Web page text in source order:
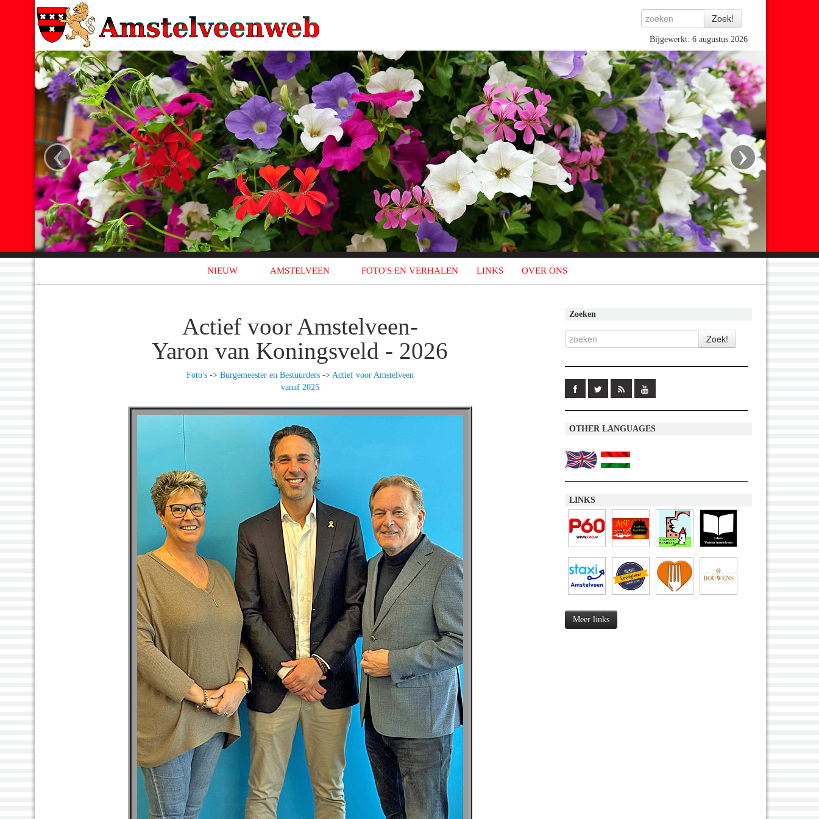
Bijgewerkt: 6 augustus 2026
‹ ›
NIEUW AMSTELVEEN FOTO'S EN VERHALEN LINKS OVER ONS
Actief voor Amstelveen-
Yaron van Koningsveld - 2026
Foto's-> Burgemeester en Bestuurders-> Actief voor Amstelveen
vanaf 2025
Zoeken
OTHER LANGUAGES
LINKS
Meer links